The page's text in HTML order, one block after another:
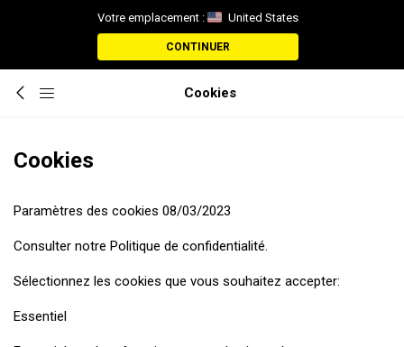
Votre emplacement : United States
CONTINUER
Cookies
Cookies
Paramètres des cookies 08/03/2023
Consulter notre Politique de confidentialité.
Sélectionnez les cookies que vous souhaitez accepter:
Essentiel